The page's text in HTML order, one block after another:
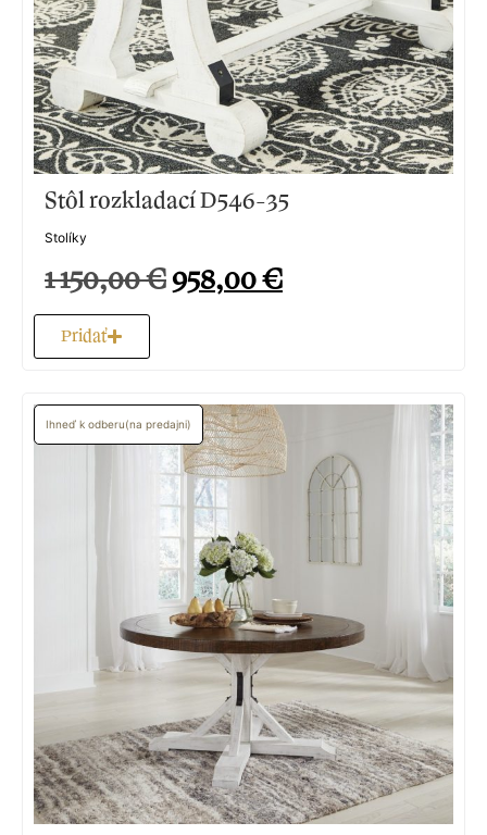
Stôl rozkladací D546-35
Stolíky
1 150,00€958,00€
Pridať
Ihneď k odberu(na predajni)